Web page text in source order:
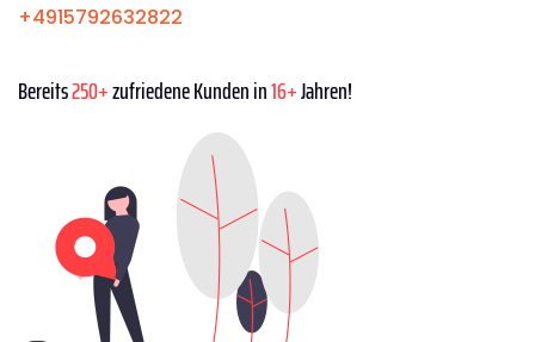
+4915792632822
Bereits250+zufriedene Kunden in16+Jahren!